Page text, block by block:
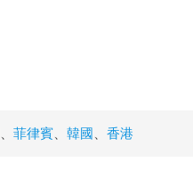
菲律賓 韓國 香港